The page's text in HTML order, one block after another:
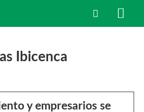
Ibicenca
y empresarios se